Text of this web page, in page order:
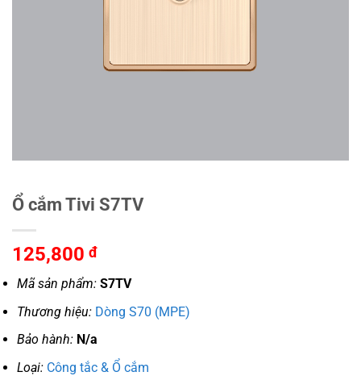
Ổ cắm Tivi S7TV
125,800 đ
Mã sản phẩm: S7TV
Thương hiệu: Dòng S70 (MPE)
Bảo hành: N/a
Loại: Công tắc & Ổ cắm